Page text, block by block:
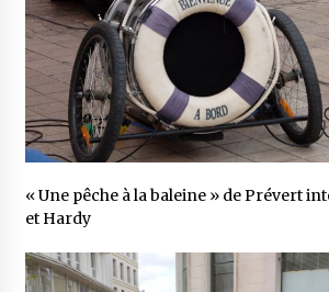
« Une pêche à la baleine » de Prévert
et Hardy